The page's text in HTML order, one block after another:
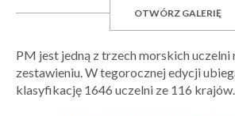
OTWÓRZ GALERIĘ
PM jest jedną z trzech morskich uczelni
zestawieniu. W tegorocznej edycji
klasyfikację 1646 uczelni ze 116 krajów.